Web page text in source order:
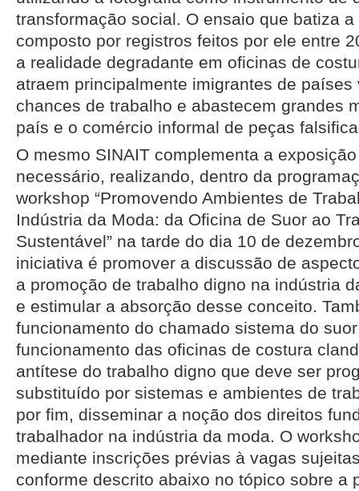
transformação social. O ensaio que batiza
composto por registros feitos por ele entre
a realidade degradante em oficinas de
atraem principalmente imigrantes de
chances de trabalho e abastecem grandes
país e o comércio informal de peças
O mesmo SINAIT complementa a
necessário, realizando, dentro da
workshop “Promovendo Ambientes de
Indústria da Moda: da Oficina de Suor ao
Sustentável” na tarde do dia 10 de
iniciativa é promover a discussão de
a promoção de trabalho digno na indústria
e estimular a absorção desse conceito.
funcionamento do chamado sistema do
funcionamento das oficinas de costura
antítese do trabalho digno que deve ser
substituído por sistemas e ambientes de
por fim, disseminar a noção dos direitos
trabalhador na indústria da moda. O
mediante inscrições prévias à vagas
conforme descrito abaixo no tópico sobre a